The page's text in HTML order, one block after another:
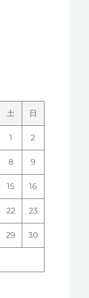
土 日
1 2
8 9
15 16
22 23
29 30